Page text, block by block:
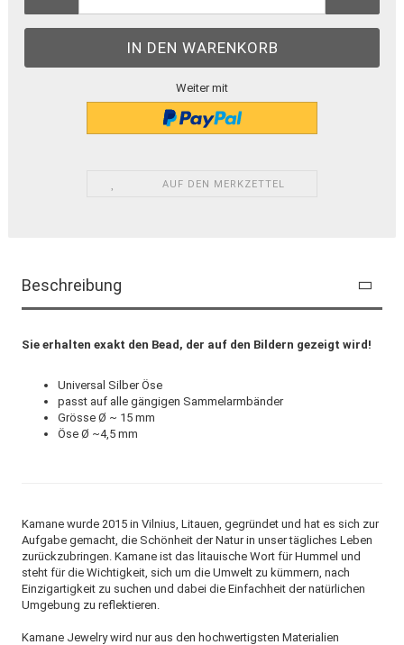
Weiter mit
AUF DEN MERKZETTEL
Beschreibung
Sie erhalten exakt den Bead, der auf den Bildern gezeigt wird!
Universal Silber Öse
passt auf alle gängigen Sammelarmbänder
Grösse Ø ~ 15 mm
Öse Ø ~4,5 mm
Kamane wurde 2015 in Vilnius, Litauen, gegründet und hat es sich zur
Aufgabe gemacht, die Schönheit der Natur in unser tägliches Leben
zurückzubringen. Kamane ist das litauische Wort für Hummel und
steht für die Wichtigkeit, sich um die Umwelt zu kümmern, nach
Einzigartigkeit zu suchen und dabei die Einfachheit der natürlichen
Umgebung zu reflektieren.
Kamane Jewelry wird nur aus den hochwertigsten Materialien